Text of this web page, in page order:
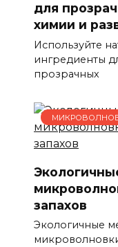
для
химии и
Используйте
ингредиенты
прозрачных
запахов
Экологичные